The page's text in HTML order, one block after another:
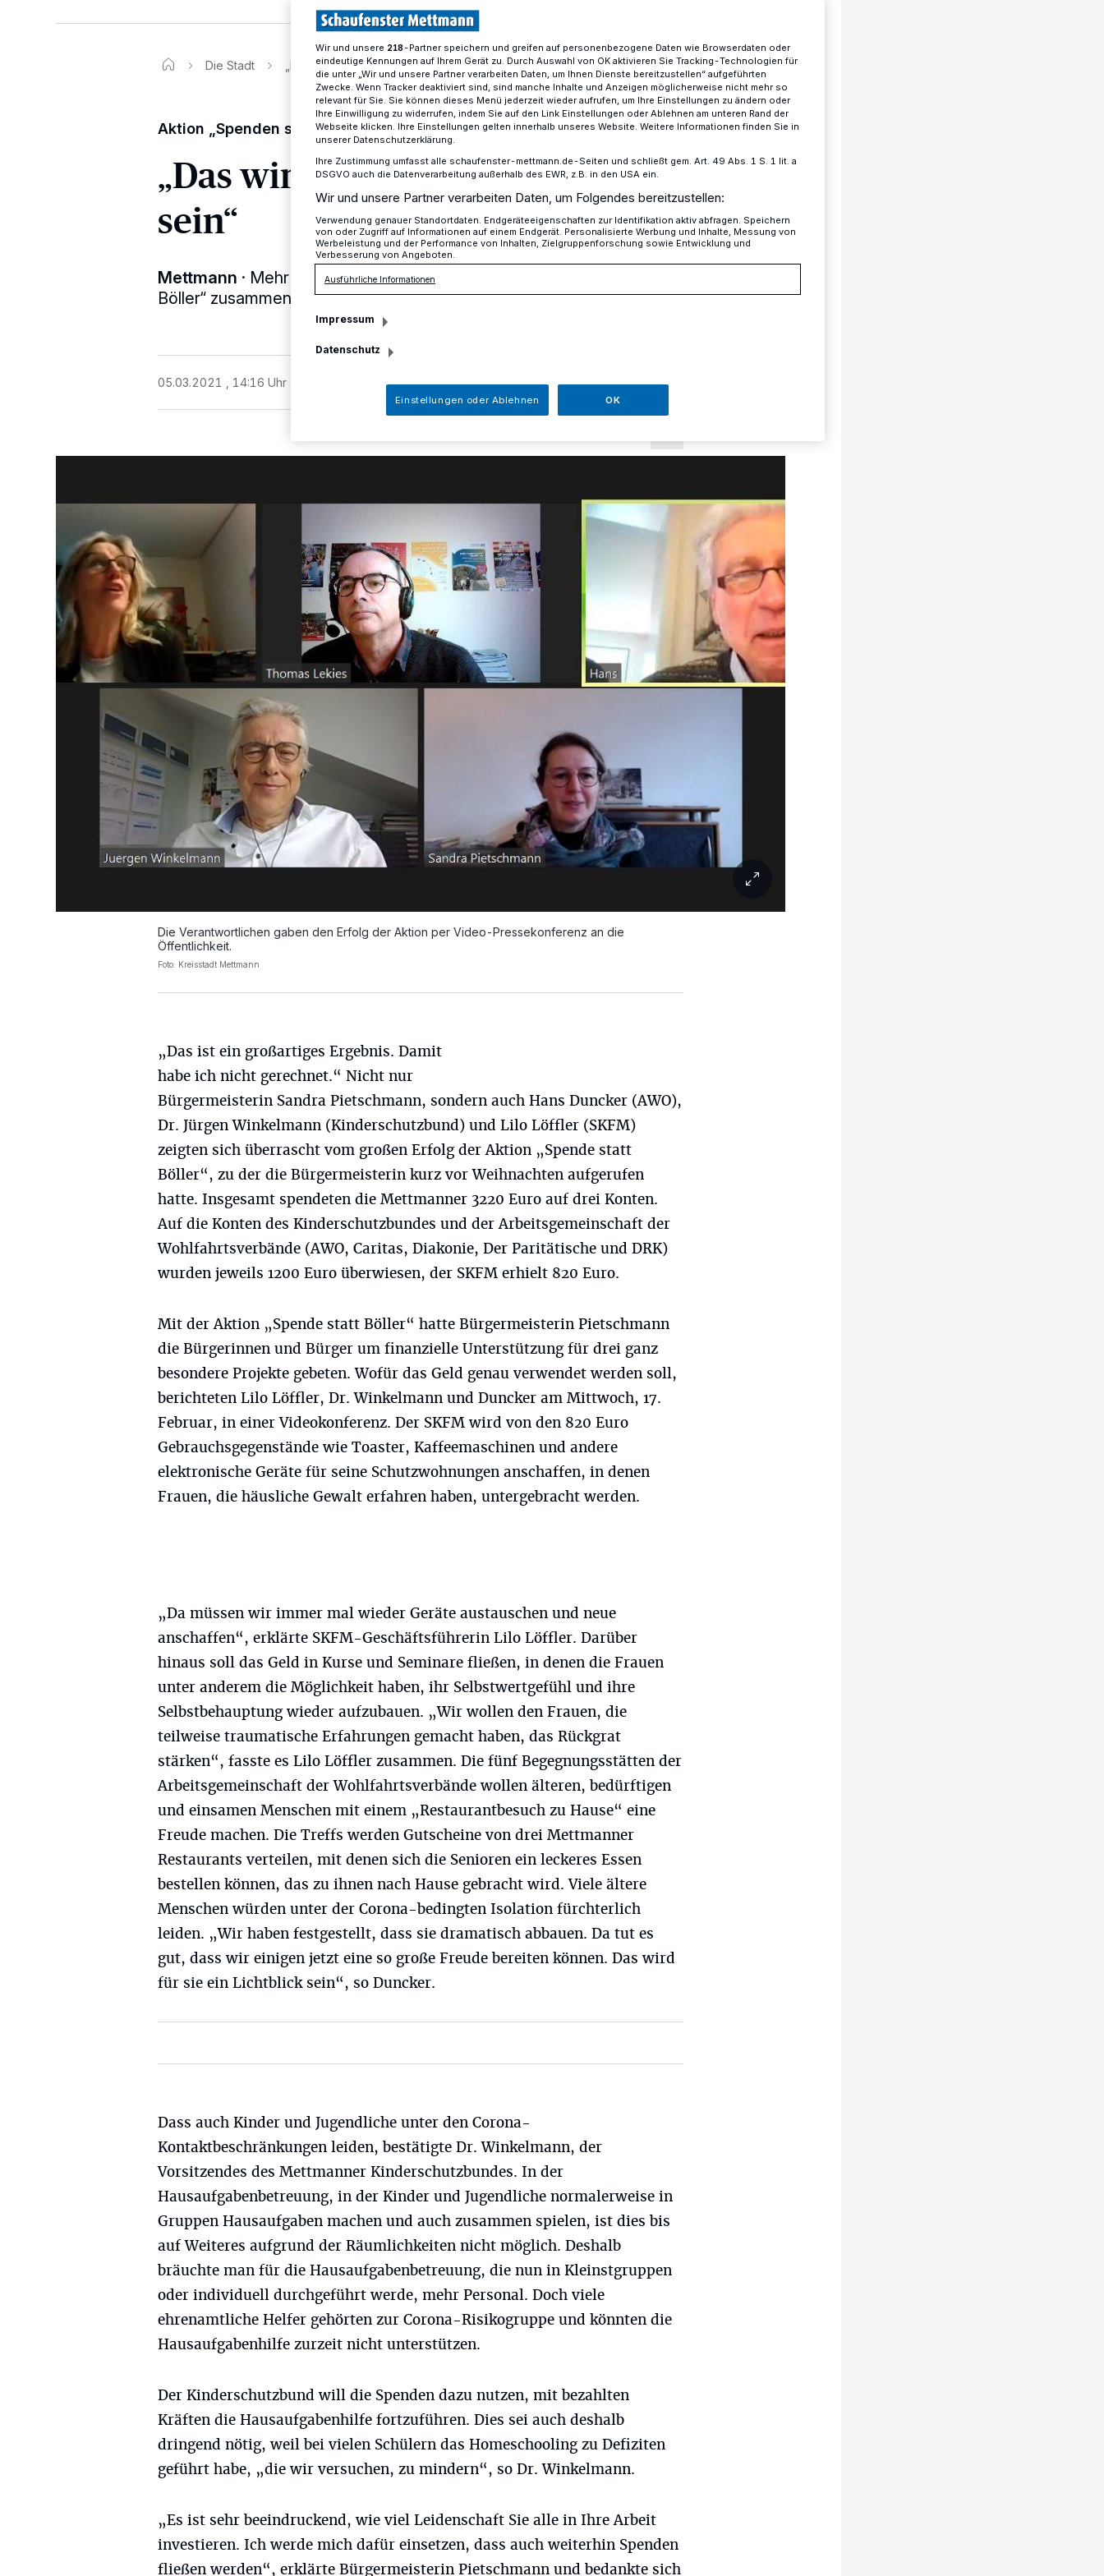
Die Stadt „Das wird für sie ein Lichtblick sein“
Aktion „Spenden statt Böller“
„Das wird für sie ein Lichtblick
sein“
Mettmann · Mehr als 3000 Euro kamen bei der Aktion „Spende statt
Böller“ zusammen.
05.03.2021 , 14:16 Uhr 2 Minuten Lesezeit
Die Verantwortlichen gaben den Erfolg der Aktion per Video-Pressekonferenz an die
Öffentlichkeit.
Foto: Kreisstadt Mettmann
„Das ist ein großartiges Ergebnis. Damit
habe ich nicht gerechnet.“ Nicht nur
Bürgermeisterin Sandra Pietschmann, sondern auch Hans Duncker (AWO),
Dr. Jürgen Winkelmann (Kinderschutzbund) und Lilo Löffler (SKFM)
zeigten sich überrascht vom großen Erfolg der Aktion „Spende statt
Böller“, zu der die Bürgermeisterin kurz vor Weihnachten aufgerufen
hatte. Insgesamt spendeten die Mettmanner 3220 Euro auf drei Konten.
Auf die Konten des Kinderschutzbundes und der Arbeitsgemeinschaft der
Wohlfahrtsverbände (AWO, Caritas, Diakonie, Der Paritätische und DRK)
wurden jeweils 1200 Euro überwiesen, der SKFM erhielt 820 Euro.
Mit der Aktion „Spende statt Böller“ hatte Bürgermeisterin Pietschmann
die Bürgerinnen und Bürger um finanzielle Unterstützung für drei ganz
besondere Projekte gebeten. Wofür das Geld genau verwendet werden soll,
berichteten Lilo Löffler, Dr. Winkelmann und Duncker am Mittwoch, 17.
Februar, in einer Videokonferenz. Der SKFM wird von den 820 Euro
Gebrauchsgegenstände wie Toaster, Kaffeemaschinen und andere
elektronische Geräte für seine Schutzwohnungen anschaffen, in denen
Frauen, die häusliche Gewalt erfahren haben, untergebracht werden.
„Da müssen wir immer mal wieder Geräte austauschen und neue
anschaffen“, erklärte SKFM-Geschäftsführerin Lilo Löffler. Darüber
hinaus soll das Geld in Kurse und Seminare fließen, in denen die Frauen
unter anderem die Möglichkeit haben, ihr Selbstwertgefühl und ihre
Selbstbehauptung wieder aufzubauen. „Wir wollen den Frauen, die
teilweise traumatische Erfahrungen gemacht haben, das Rückgrat
stärken“, fasste es Lilo Löffler zusammen. Die fünf Begegnungsstätten der
Arbeitsgemeinschaft der Wohlfahrtsverbände wollen älteren, bedürftigen
und einsamen Menschen mit einem „Restaurantbesuch zu Hause“ eine
Freude machen. Die Treffs werden Gutscheine von drei Mettmanner
Restaurants verteilen, mit denen sich die Senioren ein leckeres Essen
bestellen können, das zu ihnen nach Hause gebracht wird. Viele ältere
Menschen würden unter der Corona-bedingten Isolation fürchterlich
leiden. „Wir haben festgestellt, dass sie dramatisch abbauen. Da tut es
gut, dass wir einigen jetzt eine so große Freude bereiten können. Das wird
für sie ein Lichtblick sein“, so Duncker.
Dass auch Kinder und Jugendliche unter den Corona-
Kontaktbeschränkungen leiden, bestätigte Dr. Winkelmann, der
Vorsitzendes des Mettmanner Kinderschutzbundes. In der
Hausaufgabenbetreuung, in der Kinder und Jugendliche normalerweise in
Gruppen Hausaufgaben machen und auch zusammen spielen, ist dies bis
auf Weiteres aufgrund der Räumlichkeiten nicht möglich. Deshalb
bräuchte man für die Hausaufgabenbetreuung, die nun in Kleinstgruppen
oder individuell durchgeführt werde, mehr Personal. Doch viele
ehrenamtliche Helfer gehörten zur Corona-Risikogruppe und könnten die
Hausaufgabenhilfe zurzeit nicht unterstützen.
Der Kinderschutzbund will die Spenden dazu nutzen, mit bezahlten
Kräften die Hausaufgabenhilfe fortzuführen. Dies sei auch deshalb
dringend nötig, weil bei vielen Schülern das Homeschooling zu Defiziten
geführt habe, „die wir versuchen, zu mindern“, so Dr. Winkelmann.
„Es ist sehr beeindruckend, wie viel Leidenschaft Sie alle in Ihre Arbeit
investieren. Ich werde mich dafür einsetzen, dass auch weiterhin Spenden
fließen werden“, erklärte Bürgermeisterin Pietschmann und bedankte sich
Wir und unsere 218-Partner speichern und greifen auf personenbezogene Daten wie Browserdaten oder
eindeutige Kennungen auf Ihrem Gerät zu. Durch Auswahl von OK aktivieren Sie Tracking-Technologien für
die unter „Wir und unsere Partner verarbeiten Daten, um Ihnen Dienste bereitzustellen“ aufgeführten
Zwecke. Wenn Tracker deaktiviert sind, sind manche Inhalte und Anzeigen möglicherweise nicht mehr so
relevant für Sie. Sie können dieses Menü jederzeit wieder aufrufen, um Ihre Einstellungen zu ändern oder
Ihre Einwilligung zu widerrufen, indem Sie auf den Link Einstellungen oder Ablehnen am unteren Rand der
Webseite klicken. Ihre Einstellungen gelten innerhalb unseres Website. Weitere Informationen finden Sie in
unserer Datenschutzerklärung.
Ihre Zustimmung umfasst alle schaufenster-mettmann.de-Seiten und schließt gem. Art. 49 Abs. 1 S. 1 lit. a
DSGVO auch die Datenverarbeitung außerhalb des EWR, z.B. in den USA ein.
Wir und unsere Partner verarbeiten Daten, um Folgendes bereitzustellen:
Verwendung genauer Standortdaten. Endgeräteeigenschaften zur Identifikation aktiv abfragen. Speichern
von oder Zugriff auf Informationen auf einem Endgerät. Personalisierte Werbung und Inhalte, Messung von
Werbeleistung und der Performance von Inhalten, Zielgruppenforschung sowie Entwicklung und
Verbesserung von Angeboten.
Ausführliche Informationen
Impressum
Datenschutz
Einstellungen oder Ablehnen OK